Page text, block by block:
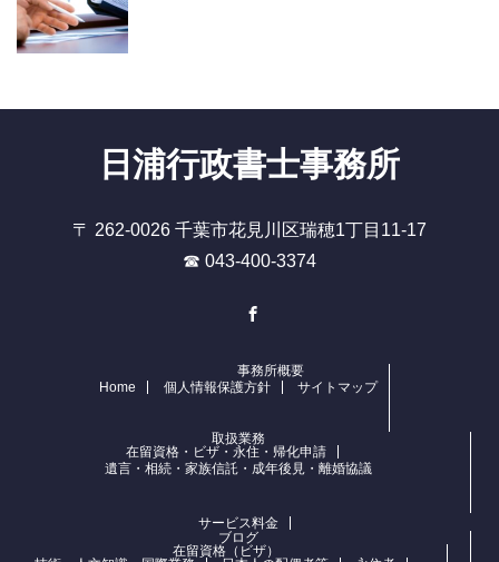
日浦行政書士事務所
〒 262-0026 千葉市花見川区瑞穂1丁目11-17
☎ 043-400-3374
Home
事務所概要
個人情報保護方針
サイトマップ
取扱業務
在留資格・ビザ・永住・帰化申請
遺言・相続・家族信託・成年後見・離婚協議
サービス料金
ブログ
在留資格（ビザ）